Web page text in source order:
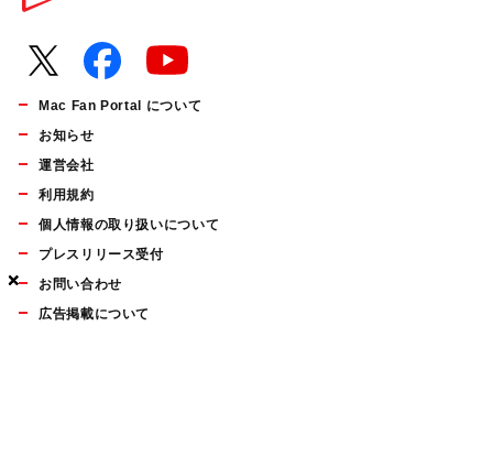
×
×
×
Mac Fan Portal について
お知らせ
運営会社
利用規約
個人情報の取り扱いについて
プレスリリース受付
お問い合わせ
広告掲載について